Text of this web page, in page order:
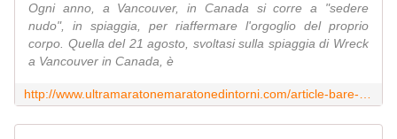
Ogni anno, a Vancouver, in Canada si corre a "sedere
nudo", in spiaggia, per riaffermare l'orgoglio del proprio
corpo. Quella del 21 agosto, svoltasi sulla spiaggia di Wreck
a Vancouver in Canada, è